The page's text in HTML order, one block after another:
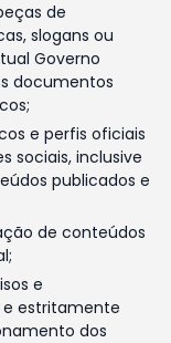
de
slogans ou
Governo
documentos
e perfis oficiais
sociais, inclusive
publicados e
de conteúdos
e
e estritamente
dos